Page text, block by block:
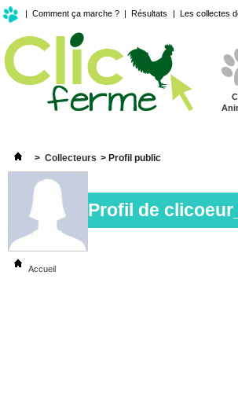
| Comment ça marche ? | Résultats | Les collectes
> Collecteurs > Profil public
Profil de
Accueil